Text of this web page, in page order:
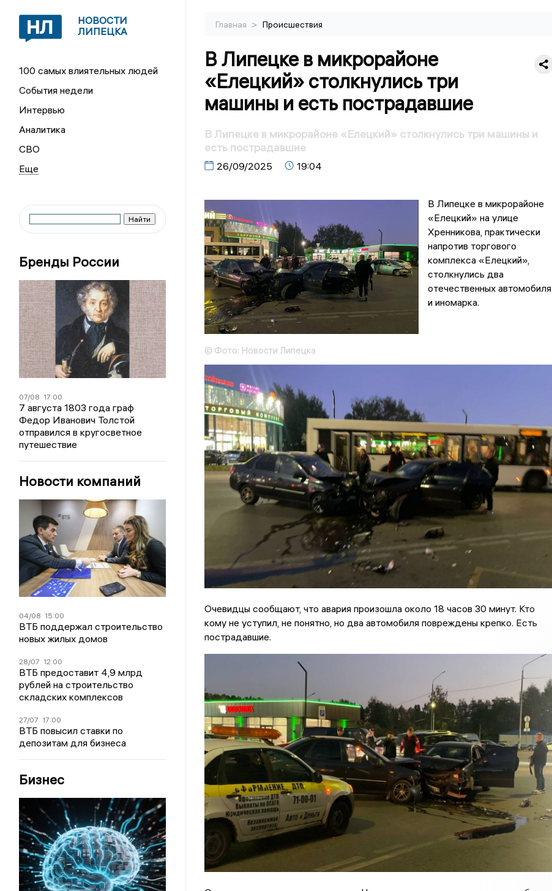
НОВОСТИ
ЛИПЕЦКА
100 самых влиятельных людей
События недели
Интервью
Аналитика
СВО
Бренды России
07/08 17:00
7 августа 1803 года граф
Федор Иванович Толстой
отправился в кругосветное
путешествие
Новости компаний
04/08 15:00
ВТБ поддержал строительство
новых жилых домов
28/07 12:00
ВТБ предоставит 4,9 млрд
рублей на строительство
складских комплексов
27/07 17:00
ВТБ повысил ставки по
депозитам для бизнеса
Бизнес
Главная > Происшествия
В Липецке в микрорайоне
«Елецкий» столкнулись три
машины и есть пострадавшие
В Липецке в микрорайоне «Елецкий» столкнулись три машины и
есть пострадавшие
26/09/2025 19:04
© Фото: Новости Липецка
В Липецке в микрорайоне
«Елецкий» на улице
Хренникова, практически
напротив торгового
комплекса «Елецкий»,
столкнулись два
отечественных автомобиля
и иномарка.
Очевидцы сообщают, что авария произошла около 18 часов 30 минут. Кто
кому не уступил, не понятно, но два автомобиля повреждены крепко. Есть
пострадавшие.